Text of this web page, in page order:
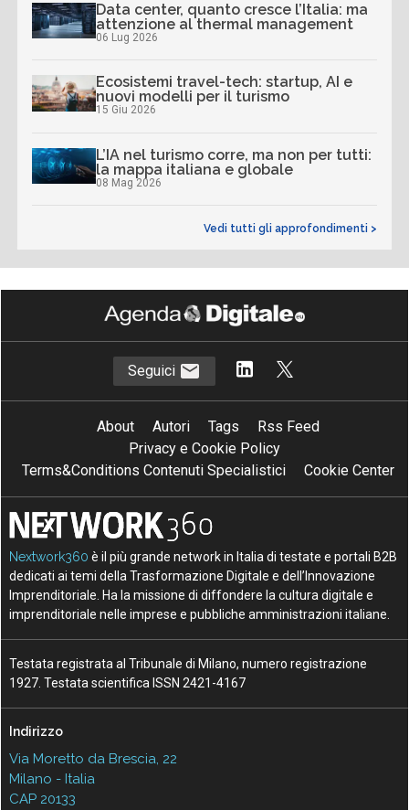
Data center, quanto cresce l’Italia: ma
attenzione al thermal management
06 Lug 2026
Ecosistemi travel-tech: startup, AI e
nuovi modelli per il turismo
15 Giu 2026
L’IA nel turismo corre, ma non per tutti:
la mappa italiana e globale
08 Mag 2026
Vedi tutti gli approfondimenti >
Seguici
About Autori Tags
Rss Feed
Privacy e Cookie Policy
Terms&Conditions Contenuti Specialistici
Cookie Center
Nextwork360 è il più grande network in Italia di testate e portali B2B
dedicati ai temi della Trasformazione Digitale e dell’Innovazione
Imprenditoriale. Ha la missione di diffondere la cultura digitale e
imprenditoriale nelle imprese e pubbliche amministrazioni italiane.
Testata registrata al Tribunale di Milano, numero registrazione
1927. Testata scientifica ISSN 2421-4167
Indirizzo
Via Moretto da Brescia, 22
Milano - Italia
CAP 20133